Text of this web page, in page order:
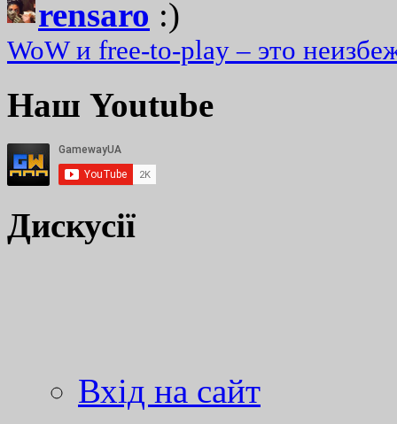
rensaro :)
WoW и free-to-play – это
Наш Youtube
Дискусії
Вхід на сайт